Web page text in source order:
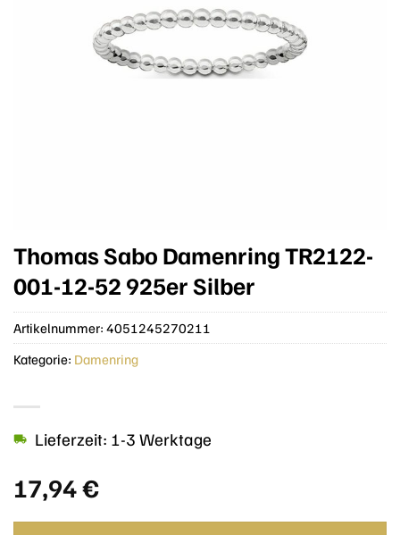
Thomas Sabo Damenring TR2122-
001-12-52 925er Silber
17,94€
Lieferzeit: 1-3 Werktage
Artikelnummer: 4051245270211
Kategorie: Damenring